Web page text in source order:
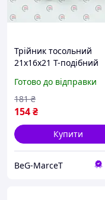
Трійник тосольний
21х16х21 Т-подібний
Готово до відправки
154₴
181 ₴
Купити
BeG-MarceT